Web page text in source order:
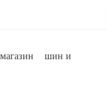
магазин шин и